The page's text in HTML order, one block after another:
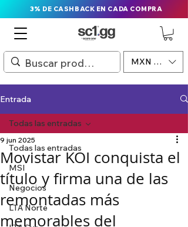
3% DE CASHBACK EN CADA COMPRA
MXN ($)
Entrada
Todas las entradas
MSI
Negocios
LTA Norte
Todas las entradas
Movistar KOI conquista el
título y firma una de las
remontadas más
memorables del
9 jun 2025